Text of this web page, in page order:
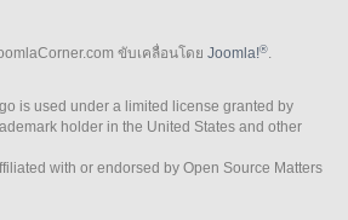
ขับเคลื่อนโดย Joomla!®.
is used under a limited license granted by
holder in the United States and other
with or endorsed by Open Source Matters